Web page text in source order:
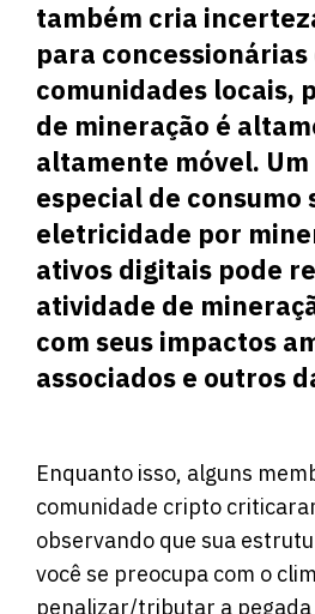
também cria
para concessionárias
comunidades locais,
de mineração é
altamente móvel.
especial de consumo
eletricidade por
ativos digitais pode
atividade de
com seus impactos
associados e outros
Enquanto isso, alguns
comunidade cripto
observando que sua
você se preocupa com o
penalizar/tributar a